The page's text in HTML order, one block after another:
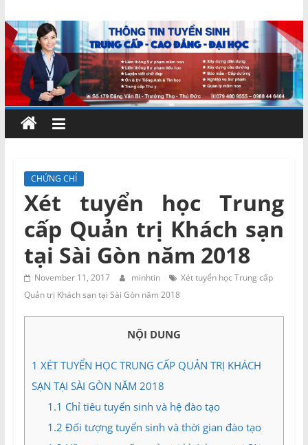
to
content
Chứng
chỉ
ngắn
hạn
–
MIENNAM
Education
Đào
tạo
Miền
CHỨNG CHỈ
Xét tuyển học Trung
cấp Quản trị Khách sạn
tại Sài Gòn năm 2018
November 11, 2017 minhtin
Xét tuyển học Trung cấp
Quản trị Khách sạn tại Sài Gòn năm 2018
NỘI DUNG
1 XÉT TUYỂN HỌC TRUNG CẤP QUẢN TRỊ KHÁCH
SẠN TẠI SÀI GÒN NĂM 2018
1.1 Chỉ tiêu tuyển sinh và hệ đào tạo
1.2 Đối tượng tuyển sinh và thời gian đào tạo